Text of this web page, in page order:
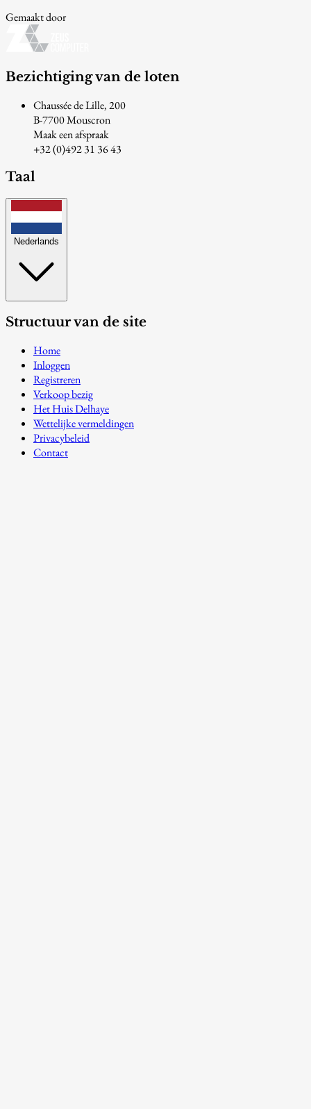
Gemaakt door
Bezichtiging van de loten
Chaussée de Lille, 200
B-7700 Mouscron
Maak een afspraak
+32 (0)492 31 36 43
Taal
Nederlands
Structuur van de site
Home
Inloggen
Registreren
Verkoop bezig
Het Huis Delhaye
Wettelijke vermeldingen
Privacybeleid
Contact